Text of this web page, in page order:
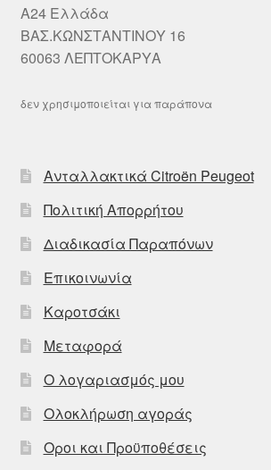
A24 Ελλάδα
ΒΑΣ.ΚΩΝΣΤΑΝΤΙΝΟΥ 16
60063 ΛΕΠΤΟΚΑΡΥΑ
δεν χρησιμοποιείται για παράπονα
Ανταλλακτικά Citroën Peugeot
Πολιτική Απορρήτου
Διαδικασία Παραπόνων
Επικοινωνία
Καροτσάκι
Μεταφορά
Ο λογαριασμός μου
Ολοκλήρωση αγοράς
Οροι και Προϋποθέσεις